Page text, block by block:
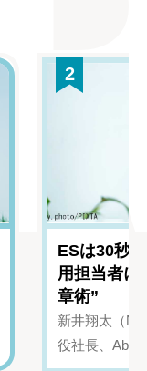
2
ESは30秒
用担当者に
章術”
新井翔太（
役社長、